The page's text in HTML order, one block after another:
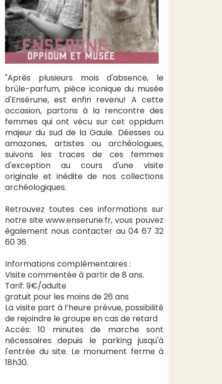
"Après plusieurs mois d'absence, le
brûle-parfum, pièce iconique du musée
d'Ensérune, est enfin revenu! A cette
occasion, partons à la rencontre des
femmes qui ont vécu sur cet oppidum
majeur du sud de la Gaule. Déesses ou
amazones, artistes ou archéologues,
suivons les traces de ces femmes
d'exception au cours d'une visite
originale et inédite de nos collections
archéologiques.
Retrouvez toutes ces informations sur
notre site www.enserune.fr, vous pouvez
également nous contacter au 04 67 32
60 36
Informations complémentaires :
Visite commentée à partir de 8 ans.
Tarif: 9€/adulte
gratuit pour les moins de 26 ans
La visite part à l’heure prévue, possibilité
de rejoindre le groupe en cas de retard
Accès: 10 minutes de marche sont
nécessaires depuis le parking jusqu'à
l'entrée du site. Le monument ferme à
18h30.